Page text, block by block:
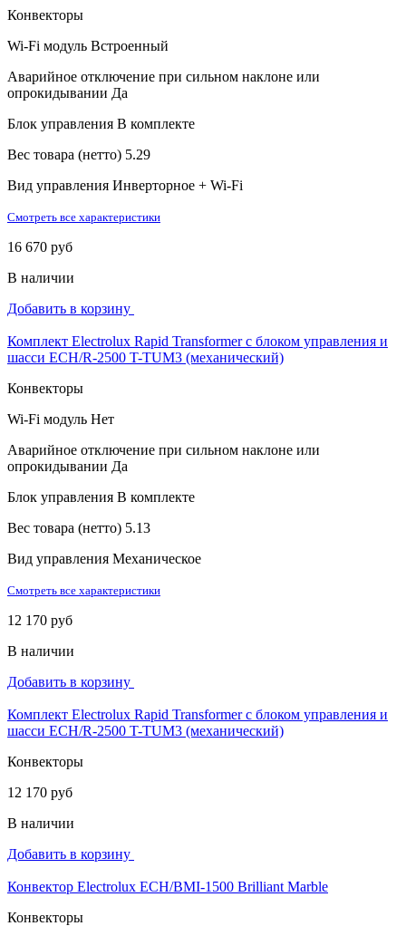
Конвекторы
Wi-Fi модуль Встроенный
Аварийное отключение при сильном наклоне или
опрокидывании Да
Блок управления В комплекте
Вес товара (нетто) 5.29
Вид управления Инверторное + Wi-Fi
Смотреть все характеристики
16 670 руб
В наличии
Добавить в корзину
Комплект Electrolux Rapid Transformer с блоком управления и
шасси ECH/R-2500 T-TUM3 (механический)
Конвекторы
Wi-Fi модуль Нет
Аварийное отключение при сильном наклоне или
опрокидывании Да
Блок управления В комплекте
Вес товара (нетто) 5.13
Вид управления Механическое
Смотреть все характеристики
12 170 руб
В наличии
Добавить в корзину
Комплект Electrolux Rapid Transformer с блоком управления и
шасси ECH/R-2500 T-TUM3 (механический)
Конвекторы
12 170 руб
В наличии
Добавить в корзину
Конвектор Electrolux ECH/BMI-1500 Brilliant Marble
Конвекторы